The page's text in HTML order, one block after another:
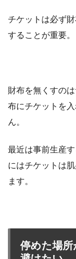
チケットは必ず
することが重要。
財布を無くすの
布にチケットを
ん。
最近は事前生産
にはチケットは
ます。
停めた場